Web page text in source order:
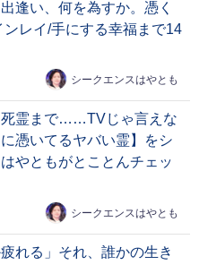
逢い、何を為すか。憑く
ンレイ/手にする幸福まで14
シークエンスはやとも
死霊まで……TVじゃ言えな
憑いてるヤバい霊】をシ
やともがとことんチェッ
シークエンスはやとも
疲れる」それ、誰かの生き